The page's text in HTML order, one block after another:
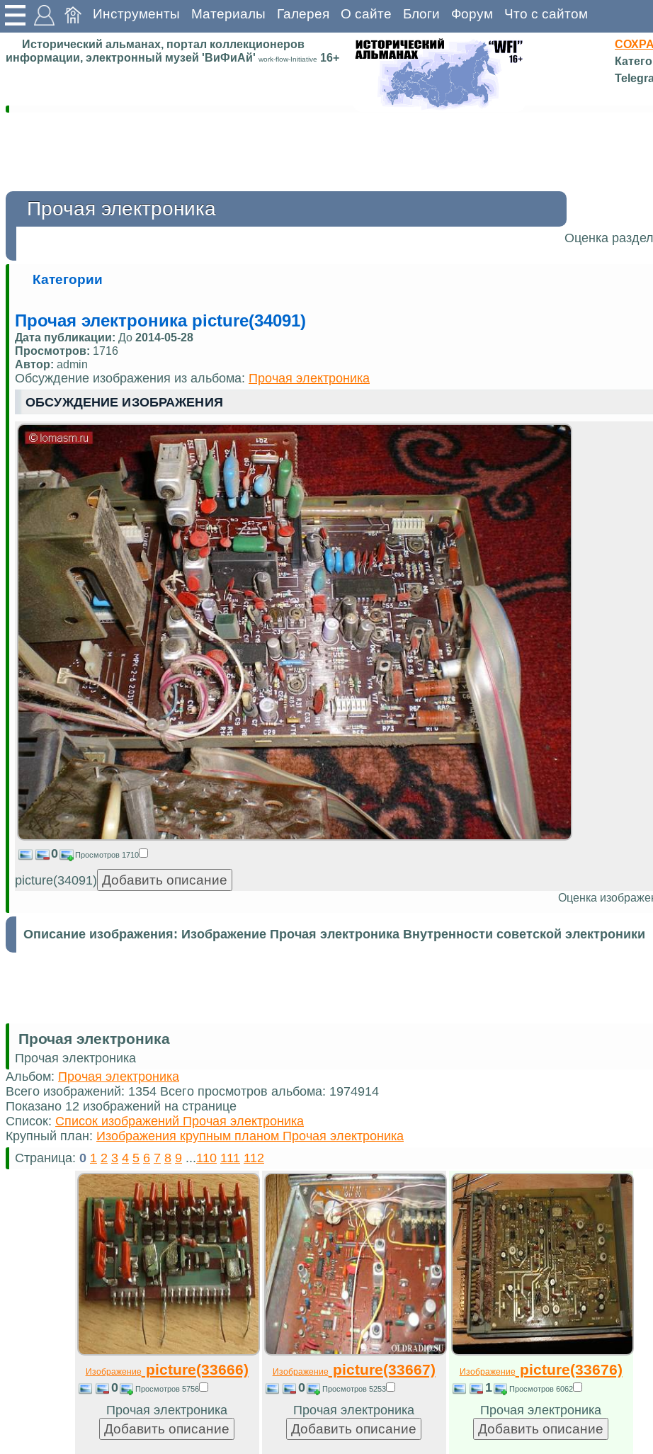
Инструменты Материалы Галерея О сайте Блоги Форум Что с сайтом
Исторический альманах, портал коллекционеров
информации, электронный музей 'ВиФиАй' work-flow-Initiative 16+
Прочая электроника
Оценка
Категории
Прочая электроника picture(34091)
Дата публикации: До 2014-05-28
Просмотров: 1716
Автор: admin
Обсуждение изображения из альбома: Прочая электроника
ОБСУЖДЕНИЕ ИЗОБРАЖЕНИЯ
0 Просмотров 1710
picture(34091)
Оценка
Описание изображения: Изображение Прочая электроника Внутренности советской электроники
Прочая электроника
Прочая электроника
Альбом: Прочая электроника
Всего изображений: 1354 Всего просмотров альбома: 1974914
Показано 12 изображений на странице
Список: Список изображений Прочая электроника
Крупный план: Изображения крупным планом Прочая электроника
Страница: 0 1 2 3 4 5 6 7 8 9 ...110 111 112
Изображение picture(33666)
0 Просмотров 5756
Прочая электроника
Изображение picture(33667)
0 Просмотров 5253
Прочая электроника
Изображение picture(33676)
1 Просмотров 6062
Прочая электроника